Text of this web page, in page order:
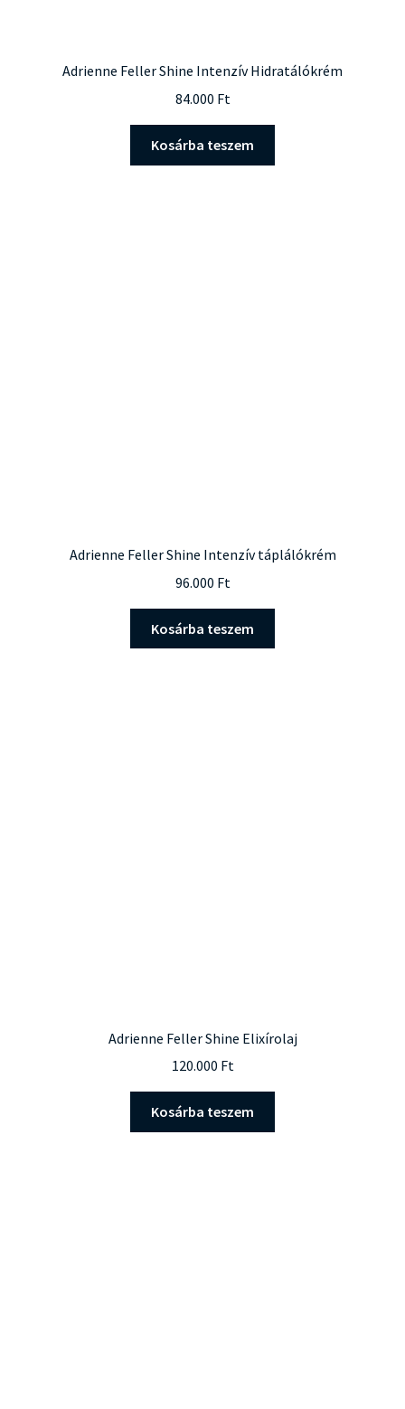
Adrienne Feller Shine Intenzív Hidratálókrém
84.000 Ft
Kosárba teszem
Adrienne Feller Shine Intenzív táplálókrém
96.000 Ft
Kosárba teszem
Adrienne Feller Shine Elixírolaj
120.000 Ft
Kosárba teszem